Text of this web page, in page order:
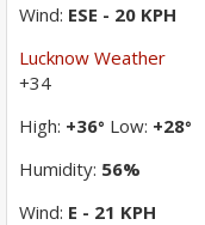
Wind: ESE - 20 KPH
Lucknow Weather
+34
High: +36° Low: +28°
Humidity: 56%
Wind: E - 21 KPH